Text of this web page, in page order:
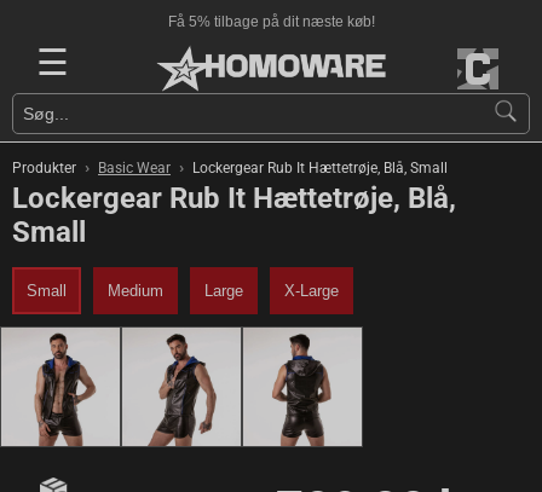
Få 5% tilbage på dit næste køb!
☰
Produkter › Basic Wear › Lockergear Rub It Hættetrøje, Blå, Small
Lockergear Rub It Hættetrøje, Blå,
Small
Small Medium Large X-Large